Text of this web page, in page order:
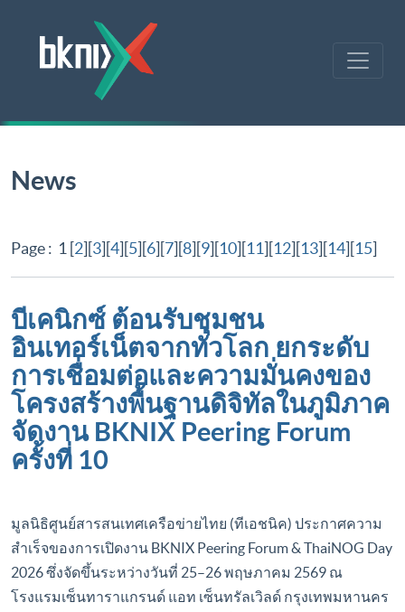
News
Page : 1 [2][3][4][5][6][7][8][9][10][11][12][13][14][15]
บีเคนิกซ์ ต้อนรับชุมชน
อินเทอร์เน็ตจากทั่วโลก ยกระดับ
การเชื่อมต่อและความมั่นคงของ
โครงสร้างพื้นฐานดิจิทัลในภูมิภาค
จัดงาน BKNIX Peering Forum
ครั้งที่ 10
มูลนิธิศูนย์สารสนเทศเครือข่ายไทย (ทีเอชนิค) ประกาศความ
สำเร็จของการเปิดงาน BKNIX Peering Forum & ThaiNOG Day
2026 ซึ่งจัดขึ้นระหว่างวันที่ 25–26 พฤษภาคม 2569 ณ
โรงแรมเซ็นทาราแกรนด์ แอท เซ็นทรัลเวิลด์ กรุงเทพมหานคร